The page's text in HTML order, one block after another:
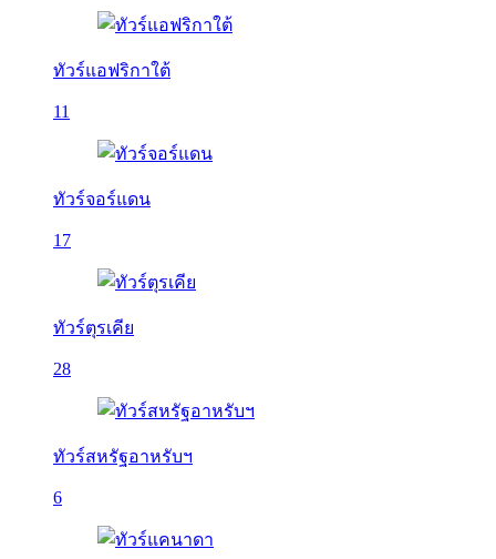
ทัวร์แอฟริกาใต้
11
ทัวร์จอร์แดน
17
ทัวร์ตุรเคีย
28
ทัวร์สหรัฐอาหรับฯ
6